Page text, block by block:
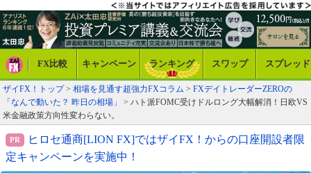
FX比較 キャンペーン ランキング スワップ スプレッド
ザイFX！トップ> 相場を見通す超強力FXコラム > FXデイトレーダーZEROの
「なんで動いた？ 昨日の相場」
> ハト派FOMC受けドルロング大幅解消！日欧VS
米金融政策方向性変わらない。
ヒロセ通商[LION FX]ではザイFX！からの口座開設者限
定キャンペーンを実施中！